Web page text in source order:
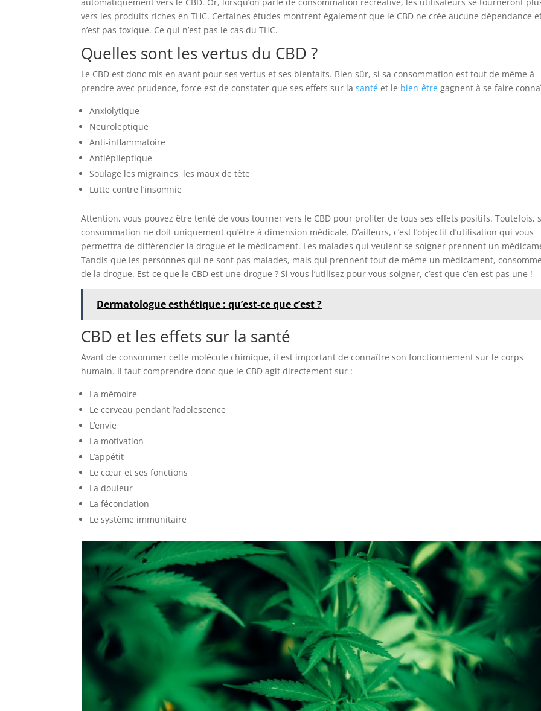
vers les produits riches en THC. Certaines études montrent également que le CBD ne crée aucune dépendance
n’est pas toxique. Ce qui n’est pas le cas du THC.
Quelles sont les vertus du CBD ?
Le CBD est donc mis en avant pour ses vertus et ses bienfaits. Bien sûr, si sa consommation est tout de même à
prendre avec prudence, force est de constater que ses effets sur lasanté et le bien-être gagnent à se faire
Anxiolytique
Neuroleptique
Anti-inflammatoire
Antiépileptique
Soulage les migraines, les maux de tête
Lutte contre l’insomnie
Attention, vous pouvez être tenté de vous tourner vers le CBD pour profiter de tous ses effets positifs. Toutefois,
consommation ne doit uniquement qu’être à dimension médicale. D’ailleurs, c’est l’objectif d’utilisation qui vous
permettra de différencier la drogue et le médicament. Les malades qui veulent se soigner prennent un
Tandis que les personnes qui ne sont pas malades, mais qui prennent tout de même un médicament,
de la drogue. Est-ce que le CBD est une drogue ? Si vous l’utilisez pour vous soigner, c’est que c’en est pas une !
Dermatologue esthétique : qu’est-ce que c’est ?
CBD et les effets sur la santé
Avant de consommer cette molécule chimique, il est important de connaître son fonctionnement sur le corps
humain. Il faut comprendre donc que le CBD agit directement sur :
La mémoire
Le cerveau pendant l’adolescence
L’envie
La motivation
L’appétit
Le cœur et ses fonctions
La douleur
La fécondation
Le système immunitaire